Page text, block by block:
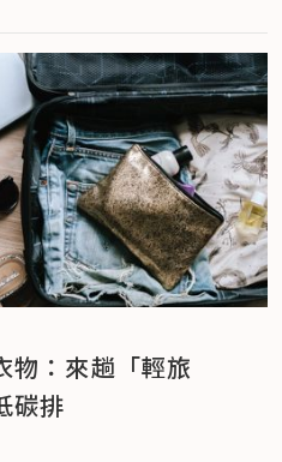
物：來趟「輕旅
碳排